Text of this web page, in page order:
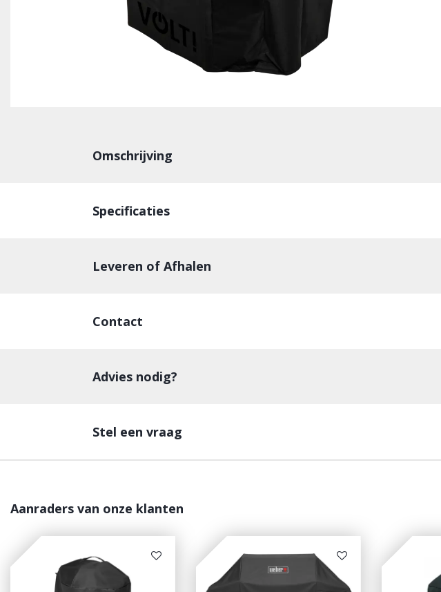
Omschrijving
Specificaties
Leveren of Afhalen
Contact
Advies nodig?
Stel een vraag
Aanraders van onze klanten